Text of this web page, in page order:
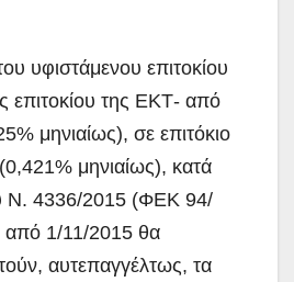
υφιστάμενου επιτοκίου
επιτοκίου της ΕΚΤ- από
μηνιαίως), σε επιτόκιο
μηνιαίως), κατά
Ν. 4336/2015 (ΦΕΚ 94/
από 1/11/2015 θα
αυτεπαγγέλτως, τα